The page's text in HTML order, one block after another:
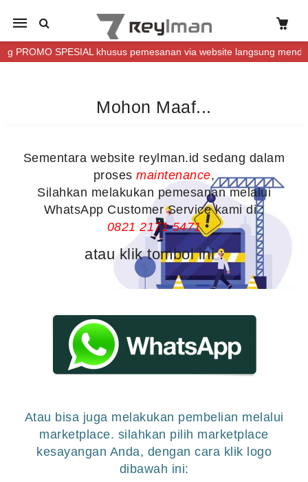
Mobile
navigation
PROMO SPESIAL khusus pemesanan via website langsung
Mohon Maaf...
Sementara website reylman.id sedang dalam
prosesmaintenance,
Silahkan melakukan pemesanan melalui
WhatsApp Customer Service kami di :
0821 2171 5471
atau klik tombol ini :
Atau bisa juga melakukan pembelian melalui
marketplace. silahkan pilih marketplace
kesayangan Anda, dengan cara klik logo
dibawah ini: